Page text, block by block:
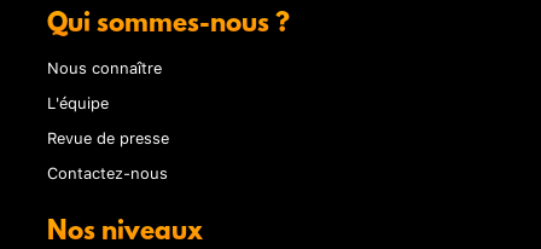
Qui sommes-nous ?
Nous connaître
L'équipe
Revue de presse
Contactez-nous
Nos niveaux